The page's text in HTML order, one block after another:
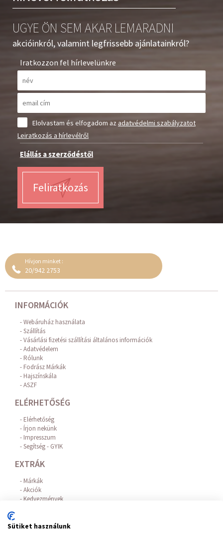
UGYE ÖN SEM AKAR LEMARADNI
akcióinkról, valamint legfrissebb ajánlatainkról?
Iratkozzon fel hírlevelünkre
Elolvastam és elfogadom azadatvédelmi szabályzatot
Leiratkozás a hírlevélről
Elállás a szerződéstől
Feliratkozás
Hívjon minket :
20/942 2753
INFORMÁCIÓK
Webáruház használata
Szállítás
Vásárlási fizetési szállítási általános információk
Adatvédelem
Rólunk
Fodrász Márkák
Hajszínskála
ASZF
ELÉRHETŐSÉG
Elérhetőség
Írjon nekünk
Impresszum
Segítség - GYIK
EXTRÁK
Márkák
Akciók
Kedvezmények
Sütiket használunk